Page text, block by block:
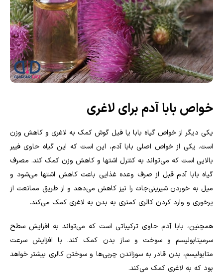
خواص بابا آدم برای لاغری
یکی دیگر از خواص گیاه بابا یا فیل گوش کمک به لاغری و کاهش وزن
است. یکی از خواص اصلی بابا آدم، این است که این گیاه حاوی فیبر
بالایی است که می‌تواند به کنترل اشتها و کاهش وزن کمک کند. مصرف
گیاه بابا آدم قبل از صرف وعده غذایی باعث کاهش اشتها می‌شود و
میل به خوردن شیرینی‌جات را نیز کاهش می‌دهد و از طریق ممانعت از
پرخوری و وارد کردن کالری کمتری به بدن به لاغری کمک می‌کند.
همچنین، بابا آدم حاوی ترکیباتی است که می‌تواند به افزایش سطح
سرمیتابولیسم و سوخت و ساز بدن کمک کند. با افزایش سرعت
متابولیسم، بدن قادر به سوزاندن چربی‌ها و سوختن کالری بیشتر خواهد
بود که به لاغری کمک می‌کند.